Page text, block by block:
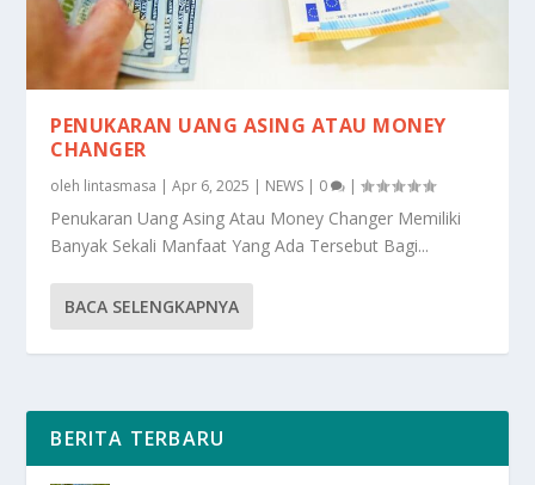
PENUKARAN UANG ASING ATAU MONEY
CHANGER
oleh lintasmasa |Apr 6, 2025 | NEWS | 0 |
Penukaran Uang Asing Atau Money Changer Memiliki
Banyak Sekali Manfaat Yang Ada Tersebut Bagi...
BACA SELENGKAPNYA
BERITA TERBARU